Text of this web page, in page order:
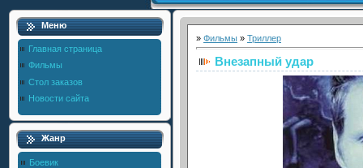
Меню
Главная страница
Фильмы
Стол заказов
Новости сайта
Жанр
Боевик
» Фильмы » Триллер
Внезапный удар